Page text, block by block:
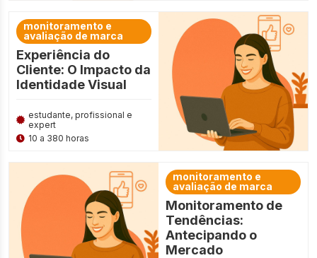
monitoramento e
avaliação de marca
Experiência do
Cliente: O Impacto da
Identidade Visual
estudante, profissional e
expert
10 a 380 horas
monitoramento e
avaliação de marca
Monitoramento de
Tendências:
Antecipando o
Mercado